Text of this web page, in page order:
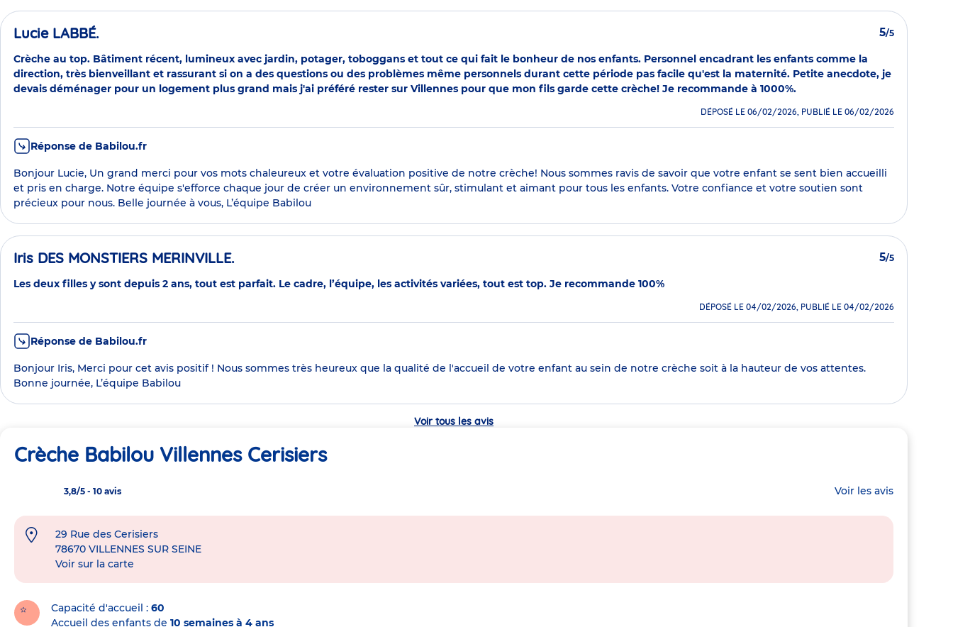
Lucie LABBÉ. 5/5
Crèche au top. Bâtiment récent, lumineux avec jardin, potager, toboggans et tout ce qui fait le bonheur de nos enfants. Personnel encadrant les enfants comme la
direction, très bienveillant et rassurant si on a des questions ou des problèmes même personnels durant cette période pas facile qu'est la maternité. Petite anecdote, je
devais déménager pour un logement plus grand mais j'ai préféré rester sur Villennes pour que mon fils garde cette crèche! Je recommande à 1000%.
DÉPOSÉ LE 06/02/2026, PUBLIÉ LE 06/02/2026
Réponse de Babilou.fr
Bonjour Lucie, Un grand merci pour vos mots chaleureux et votre évaluation positive de notre crèche! Nous sommes ravis de savoir que votre enfant se sent bien accueilli
et pris en charge. Notre équipe s'efforce chaque jour de créer un environnement sûr, stimulant et aimant pour tous les enfants. Votre confiance et votre soutien sont
précieux pour nous. Belle journée à vous, L’équipe Babilou
Iris DES MONSTIERS MERINVILLE. 5/5
Les deux filles y sont depuis 2 ans, tout est parfait. Le cadre, l’équipe, les activités variées, tout est top. Je recommande 100%
DÉPOSÉ LE 04/02/2026, PUBLIÉ LE 04/02/2026
Réponse de Babilou.fr
Bonjour Iris, Merci pour cet avis positif ! Nous sommes très heureux que la qualité de l'accueil de votre enfant au sein de notre crèche soit à la hauteur de vos attentes.
Bonne journée, L’équipe Babilou
Voir tous les avis
Crèche Babilou Villennes Cerisiers
3,8/5 - 10 avis Voir les avis
Adresse
29 Rue des Cerisiers
78670 VILLENNES SUR SEINE
Voir sur la carte
Capacité d'accueil
60
Accueil des enfants de 10 semaines à 4 ans